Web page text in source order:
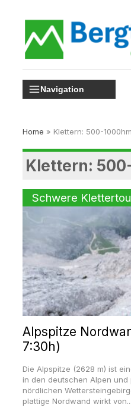
Navigation
Home » Klettern: 500-1000hm
Klettern:
Schwere
Alpspitze
7:30h)
Die Alpspitze (2628 m) ist
in den deutschen Alpen
nördlichen
plattige Nordwand wirkt von...